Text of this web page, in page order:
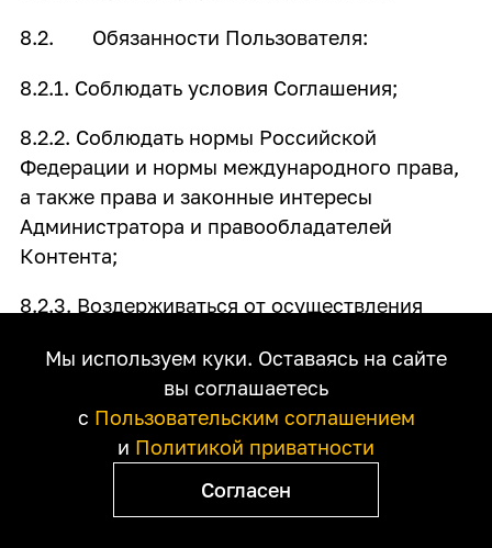
8.2. Обязанности Пользователя:
8.2.1. Соблюдать условия Соглашения;
8.2.2. Соблюдать нормы Российской
Федерации и нормы международного права,
а также права и законные интересы
Администратора и правообладателей
Контента;
8.2.3. Воздерживаться от осуществления
работы Сервиса, осуществления попыток
несанкционированного доступа к Сервису,
результатам интеллектуальной деятельности,
размещенным на нем, подрыв репутации
Сервиса или бренда, организацию DDoS-
атаки, а также от осуществления любых иных
Мы используем куки. Оставаясь на сайте
вы соглашаетесь
с Пользовательским соглашением
и Политикой приватности
Согласен